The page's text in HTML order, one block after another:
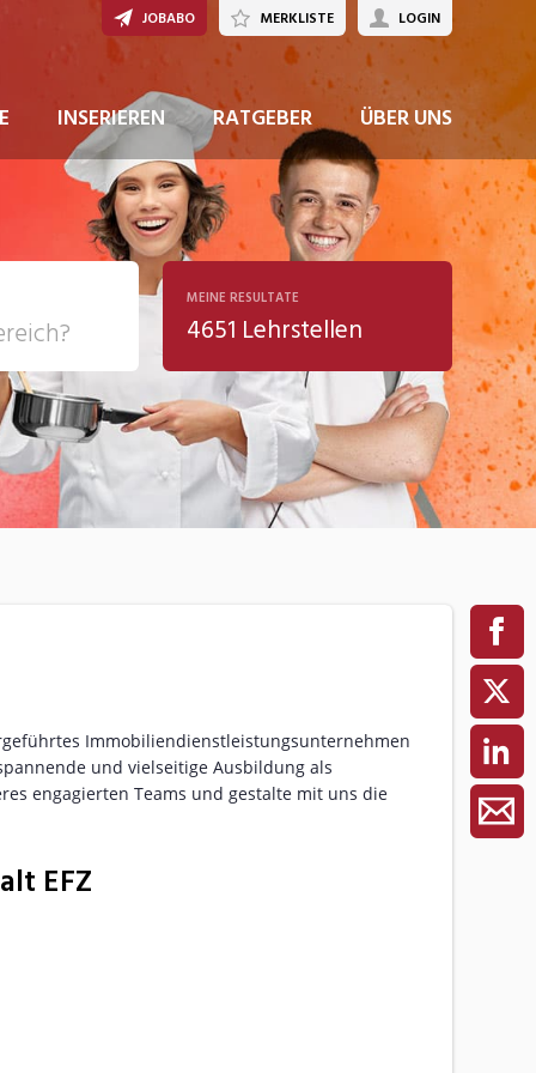
INSERIEREN RATGEBER ÜBER UNS
JOBABO MERKLISTE LOGIN
MEINE RESULTATE
4651 Lehrstellen
JETZT BEWERBEN
Immobiliendienstleistungsunternehmen
und vielseitige Ausbildung als
engagierten Teams und gestalte mit uns die
EFZ